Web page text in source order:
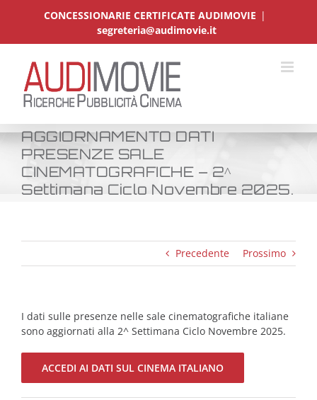
CONCESSIONARIE CERTIFICATE AUDIMOVIE |
segreteria@audimovie.it
AGGIORNAMENTO DATI
PRESENZE SALE
CINEMATOGRAFICHE – 2^
Settimana Ciclo Novembre 2025.
Precedente Prossimo
I dati sulle presenze nelle sale cinematografiche italiane
sono aggiornati alla 2^ Settimana Ciclo Novembre 2025.
ACCEDI AI DATI SUL CINEMA ITALIANO